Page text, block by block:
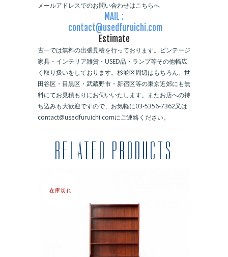
メールアドレスでのお問い合わせはこちらへ
MAIL :
contact@usedfuruichi.com
Estimate
古一では無料の出張見積を行っております。ビンテージ
家具・インテリア雑貨・USED品・ランプ等その他幅広
く取り扱いをしております。杉並区周辺はもちろん、世
田谷区・目黒区・武蔵野市・新宿区等の東京近郊にも無
料にてお見積もりにお伺いいたします。またお店への持
ち込みも大歓迎ですので、お気軽に03-5356-7362又は
contact@usedfuruichi.comにご連絡ください。
RELATED PRODUCTS
在庫切れ